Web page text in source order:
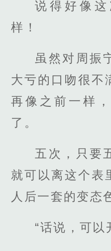
说得好像
样！
虽然对周振
大亏的口吻很不
再像之前一样
了。
五次，只要
就可以离这个表
人后一套的变态
“话说，可以